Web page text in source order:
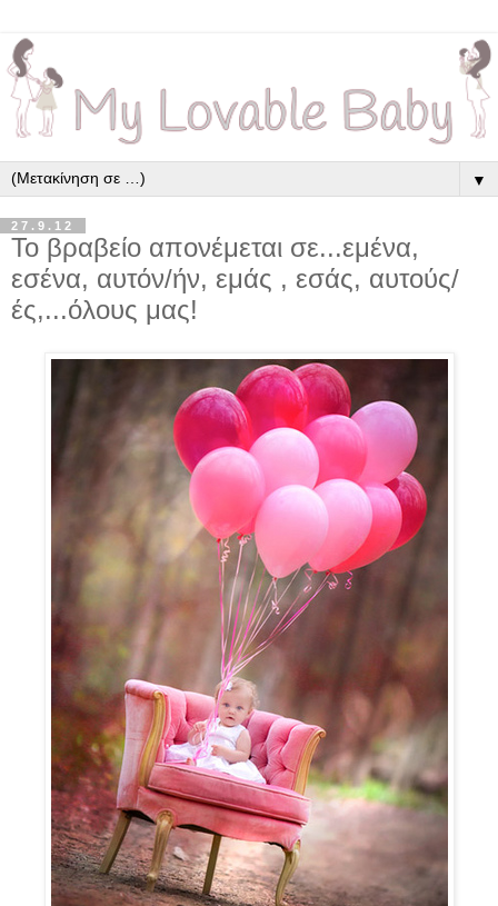
▼
27.9.12
Το βραβείο απονέμεται σε...εμένα,
εσένα, αυτόν/ήν, εμάς , εσάς, αυτούς/
ές,...όλους μας!